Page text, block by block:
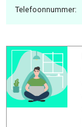
Telefoonnummer: